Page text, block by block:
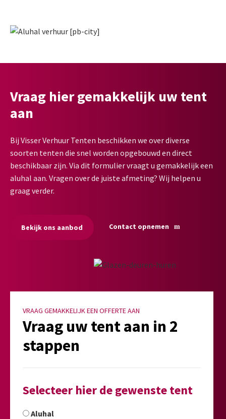
Vraag hier gemakkelijk uw tent
aan
Bij Visser Verhuur Tenten beschikken we over diverse
soorten tenten die snel worden opgebouwd en direct
beschikbaar zijn. Via dit formulier vraagt u gemakkelijk een
aluhal aan. Vragen over de juiste afmeting? Wij helpen u
graag verder.
Bekijk ons aanbod Contact opnemen
VRAAG GEMAKKELIJK EEN OFFERTE AAN
Vraag uw tent aan in 2
stappen
Selecteer hier de gewenste tent
Aluhal